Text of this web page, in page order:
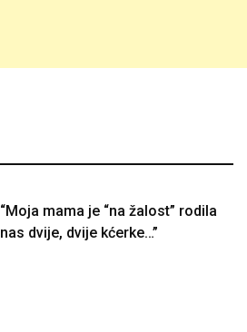
“Moja mama je “na žalost” rodila
nas dvije, dvije kćerke…”